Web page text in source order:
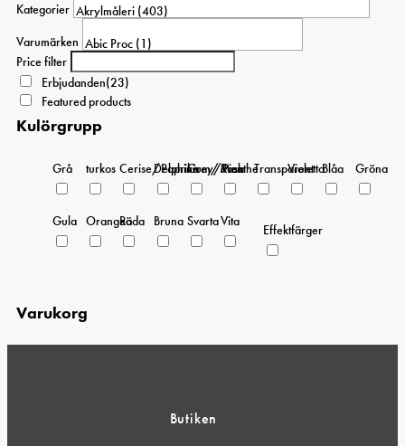
alternativen
kan
väljas
på
produktsidan
Kategorier
Varumärken
Price filter
Erbjudanden(23)
Featured products
Kulörgrupp
Grå turkos Cerise/Paprika
Delphinium/Menthe
Grey/Pink
Rosa Transparent
ViolettaBlåa Gröna
Gula OrangeaRöda Bruna SvartaVita
Effektfärger
Varukorg
Butiken